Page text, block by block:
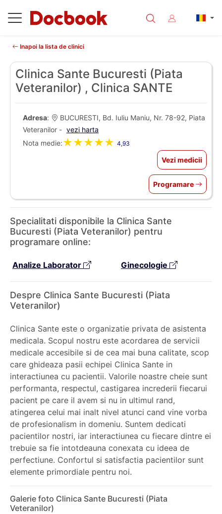
Inapoi la lista de clinici
Clinica Sante Bucuresti (Piata
Veteranilor) , Clinica SANTE
Adresa:
BUCURESTI, Bd. Iuliu Maniu, Nr. 78-92, Piata
Veteranilor - vezi harta
Nota medie:★★★★★ 4,93
Vezi medicii
Programare
Specialitati disponibile la Clinica Sante
Bucuresti (Piata Veteranilor) pentru
programare online:
Analize Laborator Ginecologie
Despre Clinica Sante Bucuresti (Piata
Veteranilor)
Clinica Sante este o organizatie privata de asistenta
medicala. Scopul nostru este acordarea de servicii
medicale accesibile si de cea mai buna calitate, scop
care ghideaza pasii echipei Clinica Sante in
interactiunea cu pacientii. Valorile noastre cheie sunt
performanta, respectul, castigarea increderii fiecarui
pacient pe care il avem si nu in ultimul rand,
atingerea celui mai inalt nivel atunci cand vine vorba
de profesionalism in domeniu. Suntem dedicati
pacientilor nostri, iar interactiunea cu fiecare dintre ei
trebuie sa fie intotdeauna conexata cu ideea de
perfectiune. Confortul si satisfactia pacientilor sunt
elemente primordiale pentru noi.
Galerie foto Clinica Sante Bucuresti (Piata
Veteranilor)